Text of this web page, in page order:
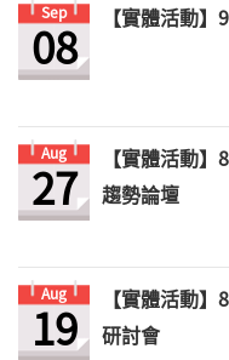
Sep
08 【實體活動
Aug
27
【實體活動
趨勢論壇
Aug
19
【實體活動
研討會